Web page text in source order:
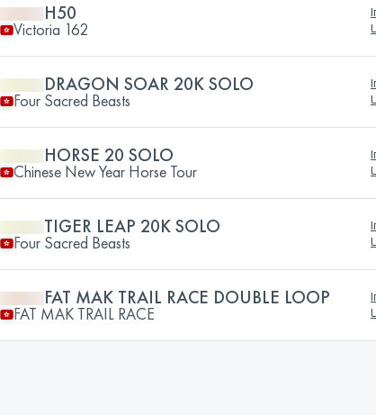
H50
Victoria 162
DRAGON SOAR 20K SOLO
Four Sacred Beasts
HORSE 20 SOLO
Chinese New Year Horse Tour
TIGER LEAP 20K SOLO
Four Sacred Beasts
FAT MAK TRAIL RACE DOUBLE LOOP
FAT MAK TRAIL RACE